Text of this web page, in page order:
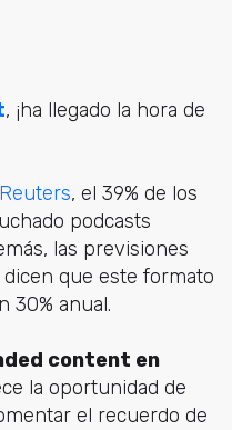
, ¡ha llegado la hora de
Reuters, el 39% de los
podcasts
las previsiones
que este formato
30% anual.
content en
la oportunidad de
el recuerdo de